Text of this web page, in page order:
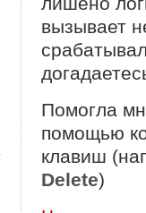
вызывает
Помогла
помощью
клавиш
Delete)